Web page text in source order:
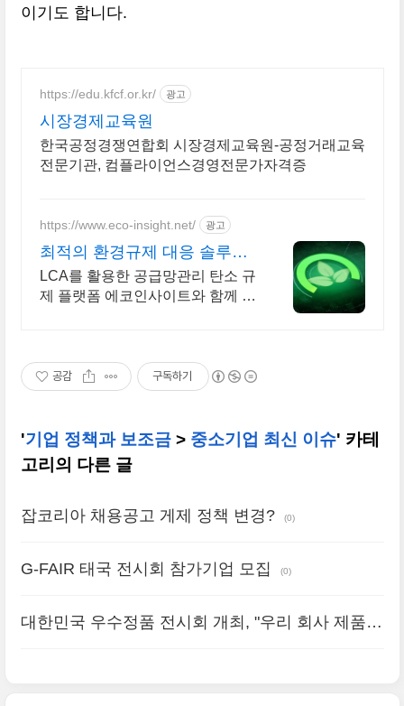
이기도 합니다.
https://edu.kfcf.or.kr/ 광고
시장경제교육원
한국공정경쟁연합회 시장경제교육원-공정거래교육
전문기관, 컴플라이언스경영전문가자격증
https://www.eco-insight.net/ 광고
최적의 환경규제 대응 솔루션
에코인사이트
LCA를 활용한 공급망관리 탄소 규
제 플랫폼 에코인사이트와 함께 하
공감 구독하기
'기업 정책과 보조금> 중소기업 최신 이슈' 카테
고리의 다른 글
잡코리아 채용공고 게제 정책 변경? (0)
G-FAIR 태국 전시회 참가기업 모집 (0)
대한민국 우수정품 전시회 개최, "우리 회사 제품